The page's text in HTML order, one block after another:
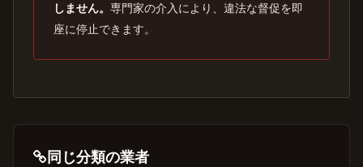
しません。 専門家の介入により、違法な督促を即
座に停止できます。
同じ分類の業者